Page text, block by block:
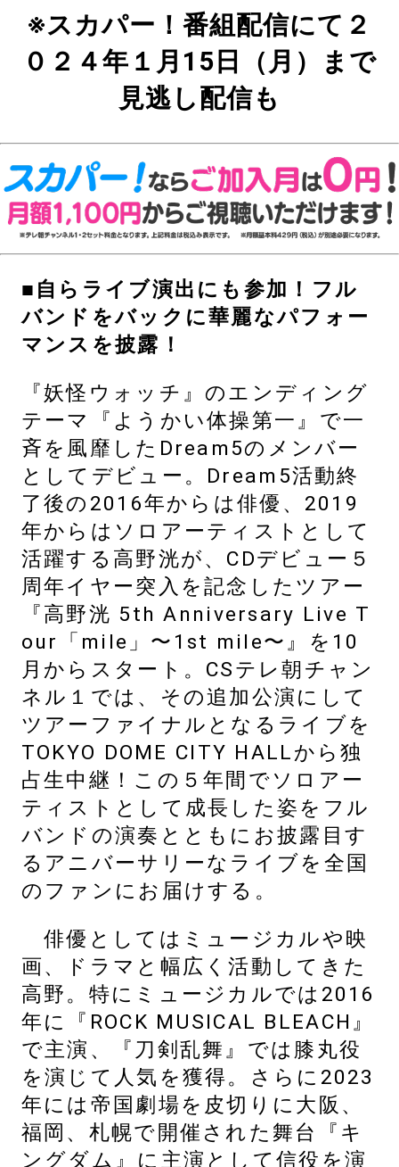
※スカパー！番組配信にて２
０２４年１月15日（月）まで
見逃し配信も
■自らライブ演出にも参加！フル
バンドをバックに華麗なパフォー
マンスを披露！
『妖怪ウォッチ』のエンディング
テーマ『ようかい体操第一』で一
斉を風靡したDream5のメンバー
としてデビュー。Dream5活動終
了後の2016年からは俳優、2019
年からはソロアーティストとして
活躍する高野洸が、CDデビュー５
周年イヤー突入を記念したツアー
『高野洸 5th Anniversary Live T
our「mile」〜1st mile〜』を10
月からスタート。CSテレ朝チャン
ネル１では、その追加公演にして
ツアーファイナルとなるライブを
TOKYO DOME CITY HALLから独
占生中継！この５年間でソロアー
ティストとして成長した姿をフル
バンドの演奏とともにお披露目す
るアニバーサリーなライブを全国
のファンにお届けする。
俳優としてはミュージカルや映
画、ドラマと幅広く活動してきた
高野。特にミュージカルでは2016
年に『ROCK MUSICAL BLEACH』
で主演、『刀剣乱舞』では膝丸役
を演じて人気を獲得。さらに2023
年には帝国劇場を皮切りに大阪、
福岡、札幌で開催された舞台『キ
ングダム』に主演として信役を演